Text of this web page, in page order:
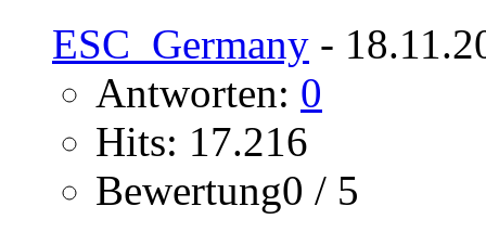
ESC_Germany -
Antworten: 0
Hits: 17.216
Bewertung0 / 5